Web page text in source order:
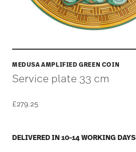
MEDUSA AMPLIFIED GREEN COIN
Service plate 33 cm
£279.25
DELIVERED IN 10-14 WORKING DAYS